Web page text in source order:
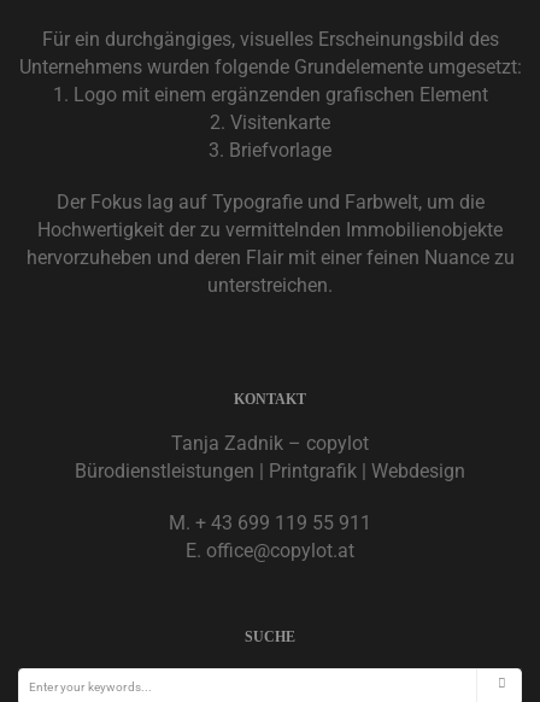
Für ein durchgängiges, visuelles Erscheinungsbild des
Unternehmens wurden folgende Grundelemente umgesetzt:
1. Logo mit einem ergänzenden grafischen Element
2. Visitenkarte
3. Briefvorlage
Der Fokus lag auf Typografie und Farbwelt, um die
Hochwertigkeit der zu vermittelnden Immobilienobjekte
hervorzuheben und deren Flair mit einer feinen Nuance zu
unterstreichen.
KONTAKT
Tanja Zadnik – copylot
Bürodienstleistungen | Printgrafik | Webdesign
M. + 43 699 119 55 911
E. office@copylot.at
SUCHE